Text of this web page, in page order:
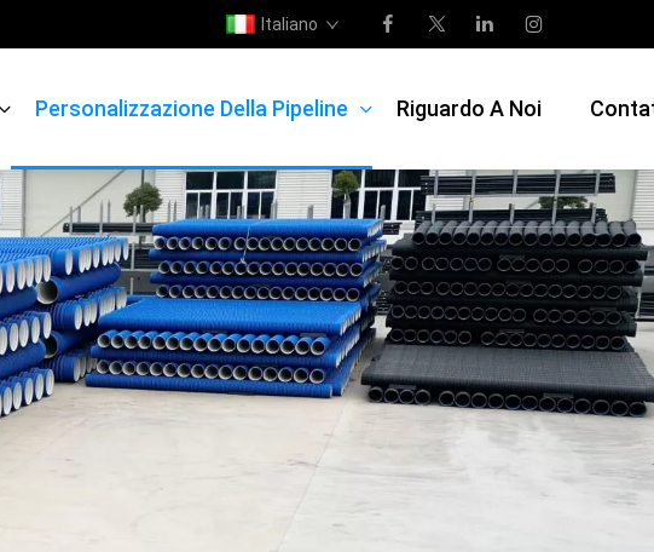
Italiano
Personalizzazione Della Pipeline Riguardo A Noi